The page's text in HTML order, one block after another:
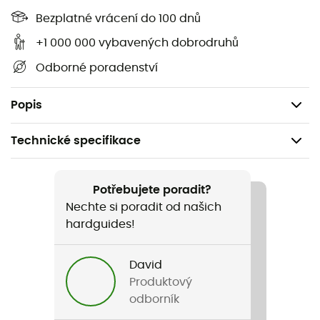
Bezplatné vrácení do 100 dnů
+1 000 000 vybavených dobrodruhů
Odborné poradenství
Popis
Pevná podšívka z ultra měkkého fleecu 150 g
Krátká manžeta z dvouvrstvého Pertex Shield s
připevněním na suchý zip
Široký suchý zip pro dokonalé přizpůsobení
Technické specifikace
Název produktu
Tour Gloves
Potřebujete poradit?
Nechte si poradit od našich
hardguides!
David
Produktový
odborník